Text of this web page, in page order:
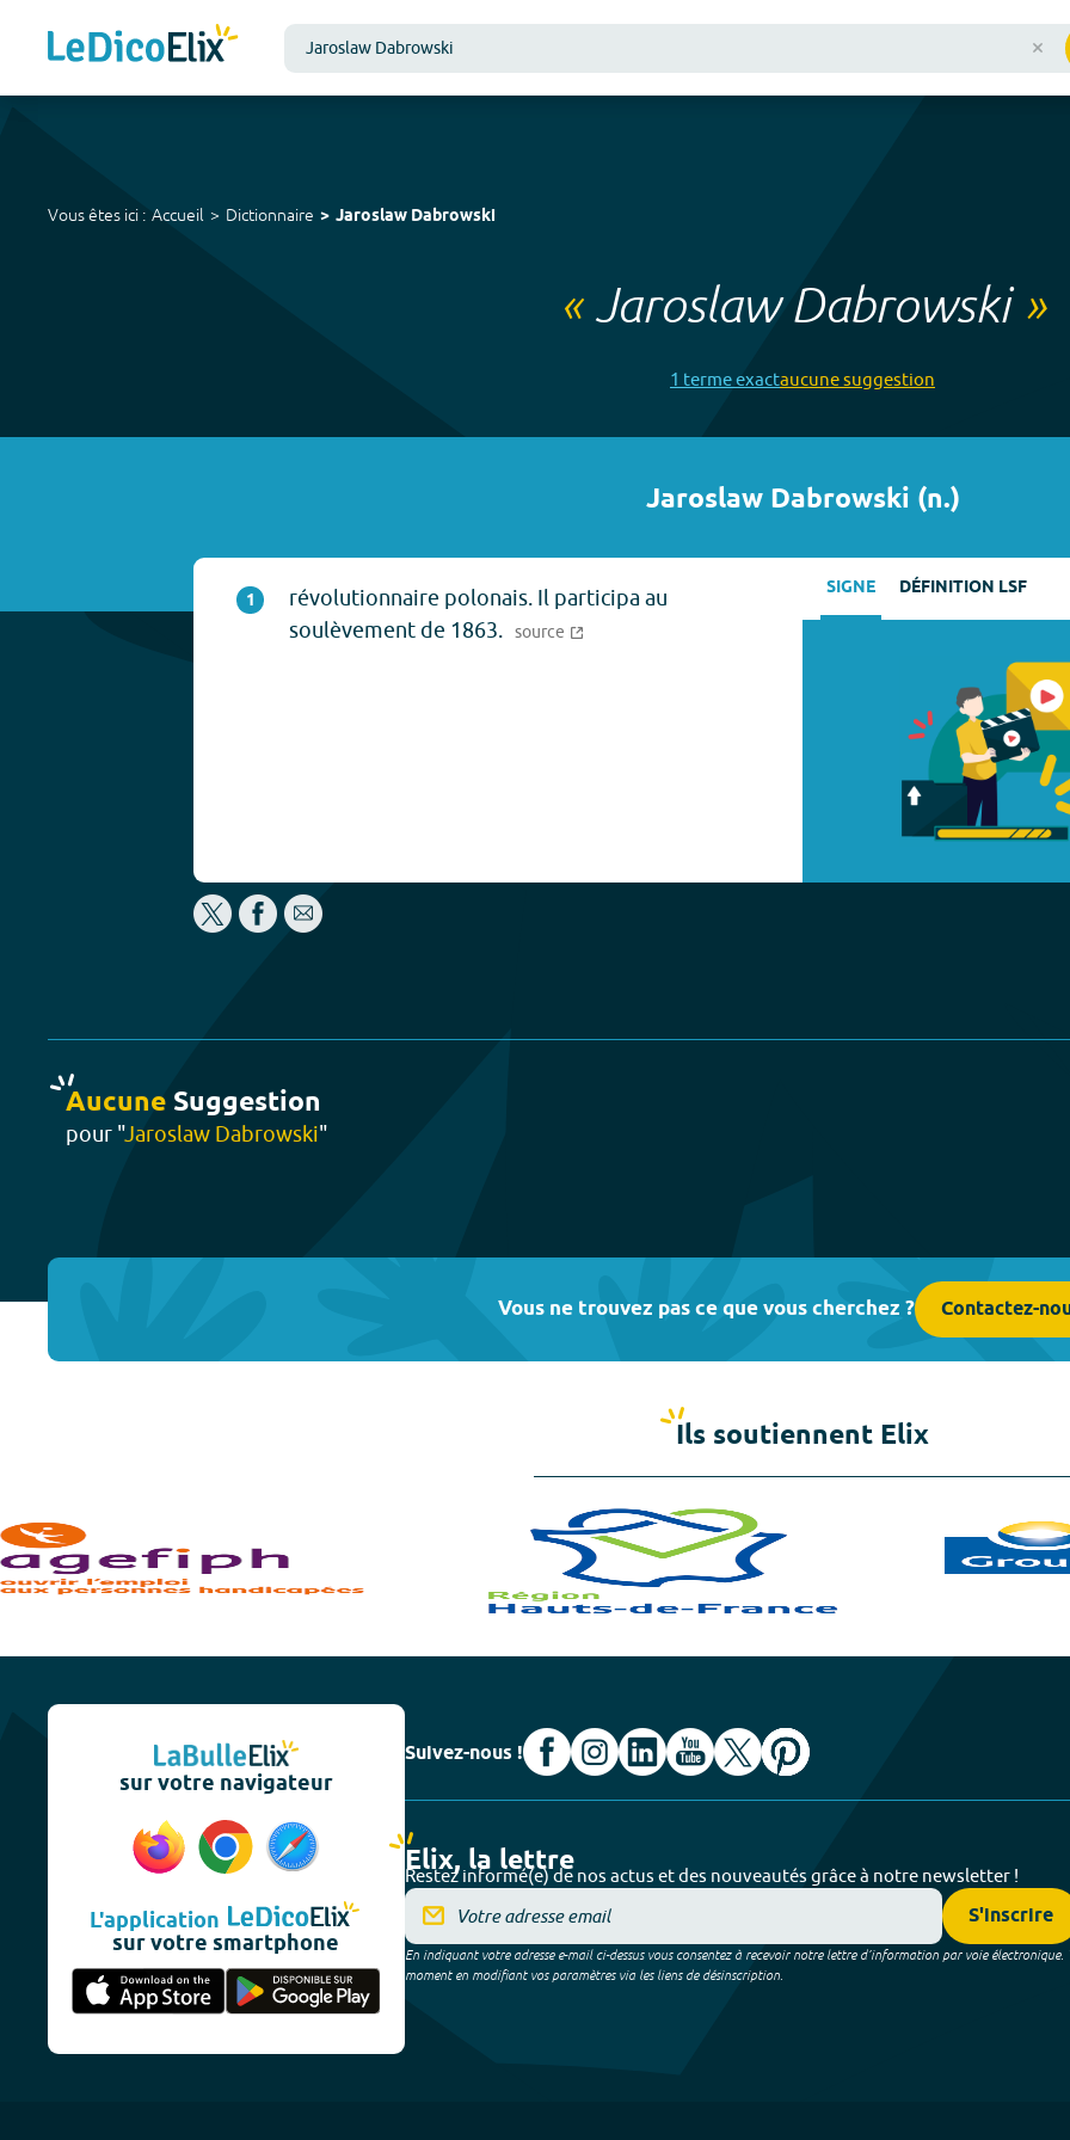
Vous êtes ici : Accueil Dictionnaire Jaroslaw Dabrowski
« Jaroslaw Dabrowski»
1 termeexactaucunesuggestion
Jaroslaw Dabrowski (n.)
1
révolutionnaire polonais. Il participa au
soulèvement de 1863. source
SIGNE DÉFINITION LSF
Aucune Suggestion
pour "Jaroslaw Dabrowski"
Vous ne trouvez pas ce que vous cherchez ? Contactez-
Ils soutiennent Elix
sur votre navigateur
L'application
sur votre smartphone
Suivez-nous !
Elix, la lettre
Restez informé(e) de nos actus et des nouveautés grâce à notre newsletter !
S'inscrire
En indiquant votre adresse e-mail ci-dessus vous consentez à recevoir notre lettre d’information par voie électronique.
moment en modifiant vos paramètres via les liens de désinscription.